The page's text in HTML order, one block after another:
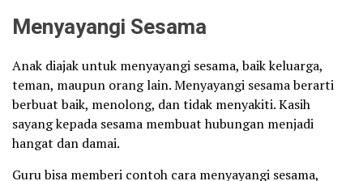
Menyayangi Sesama
Anak diajak untuk menyayangi sesama, baik keluarga,
teman, maupun orang lain. Menyayangi sesama berarti
berbuat baik, menolong, dan tidak menyakiti. Kasih
sayang kepada sesama membuat hubungan menjadi
hangat dan damai.
Guru bisa memberi contoh cara menyayangi sesama,